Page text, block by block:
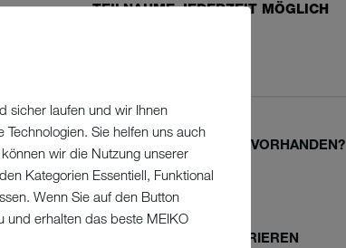
sicher laufen und wir Ihnen
Sie helfen uns auch
wir die Nutzung unserer
Kategorien Essentiell, Funktional
Wenn Sie auf den Button
und erhalten das beste MEIKO
que va
laboral
de una
una
TEILNAHME JEDERZEIT MÖGLICH
MEIKO-KONTO SCHON VORHANDEN?
Jetzt anmelden
MEIKO-KONTO REGISTRIEREN